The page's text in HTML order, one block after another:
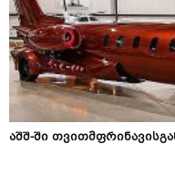
აშშ-ში